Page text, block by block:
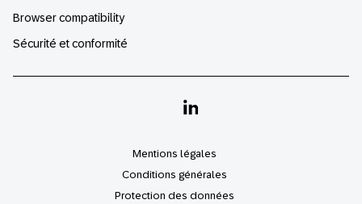
Browser compatibility
Sécurité et conformité
Linkedin
Mentions légales
Conditions générales
Protection des données